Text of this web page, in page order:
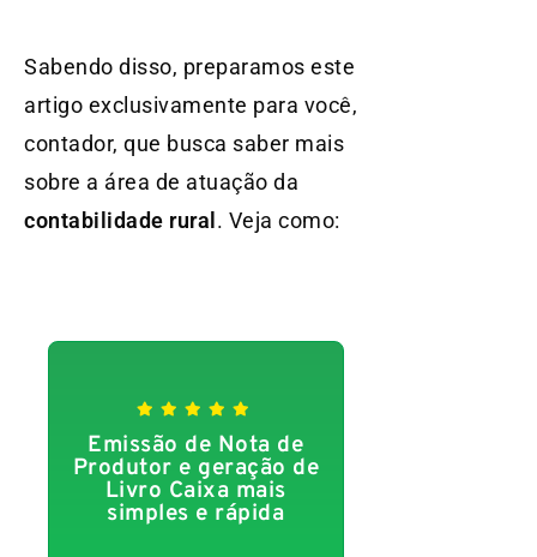
Sabendo disso, preparamos este
artigo exclusivamente para você,
contador, que busca saber mais
sobre a área de atuação da
contabilidade rural . Veja como:
Emissão de Nota de
Produtor e geração de
Livro Caixa mais
simples e rápida